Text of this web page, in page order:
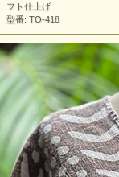
フト仕上げ
型番: TO-418